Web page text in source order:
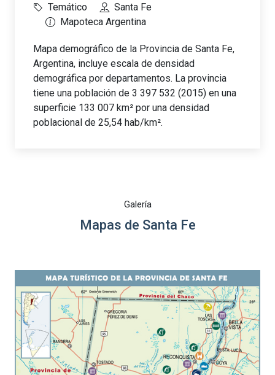
Temático
Santa Fe
Mapoteca Argentina
Mapa demográfico de la Provincia de Santa Fe,
Argentina, incluye escala de densidad
demográfica por departamentos. La provincia
tiene una población de 3 397 532 (2015) en una
superficie 133 007 km² por una densidad
poblacional de 25,54 hab/km².
Galería
Mapas de Santa Fe